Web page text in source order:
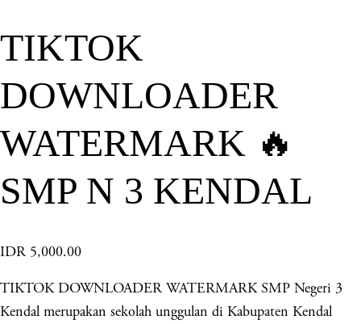
TIKTOK
DOWNLOADER
WATERMARK 🔥
SMP N 3 KENDAL
IDR 5,000.00
TIKTOK DOWNLOADER WATERMARK SMP Negeri 3
Kendal merupakan sekolah unggulan di Kabupaten Kendal